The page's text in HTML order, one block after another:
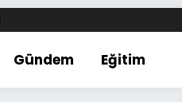
Gündem Eğitim